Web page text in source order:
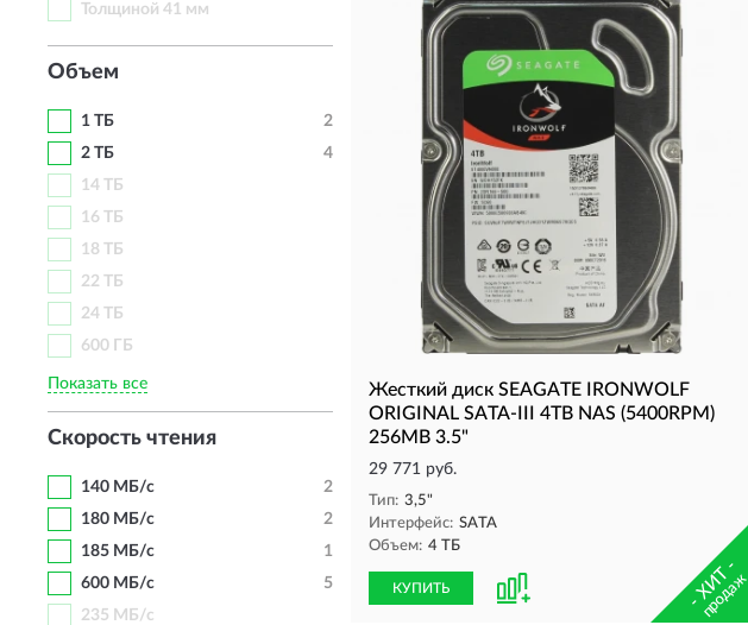
Толщиной 41 мм
Объем
1 ТБ
2
2 ТБ
4
14 ТБ
16 ТБ
18 ТБ
22 ТБ
24 ТБ
600 ГБ
Показать все
Скорость чтения
140 МБ/с
2
180 МБ/с
2
185 МБ/с
1
600 МБ/с
5
235 МБ/с
Жесткий диск SEAGATE IRONWOLF
ORIGINAL SATA-III 4TB NAS (5400RPM)
256MB 3.5"
29 771 руб.
Тип: 3,5"
Интерфейс: SATA
Объем: 4 ТБ
КУПИТЬ - ХИТ -
продаж